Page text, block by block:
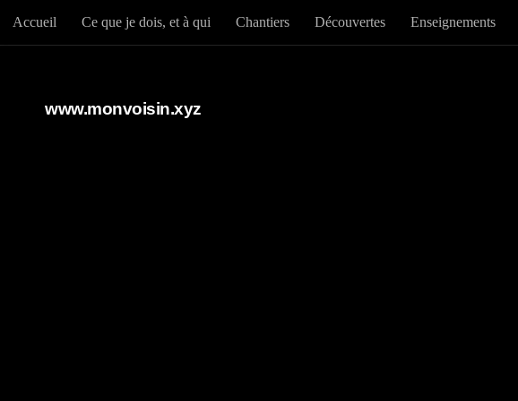
Au dessous du contenu
Accueil Ce que je dois, et à qui Chantiers Découvertes Enseignements
www.monvoisin.xyz